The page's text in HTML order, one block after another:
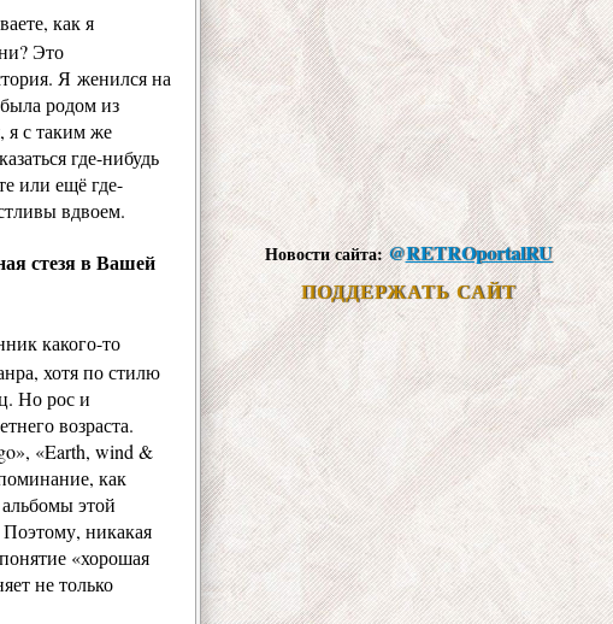
как я
Это
Я женился на
родом из
я с таким же
где-нибудь
или ещё где-
вдвоем.
стезя в Вашей
какого-то
хотя по стилю
Но рос и
возраста.
«Earth, wind &
как
этой
никакая
«хорошая
не только
Новости сайта:@RETROportalRU
ПОДДЕРЖАТЬ САЙТ